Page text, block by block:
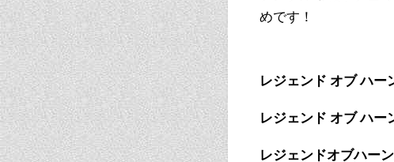
めです！
レジェンド オブ ハー
レジェンド オブ ハー
レジェンドオブハー